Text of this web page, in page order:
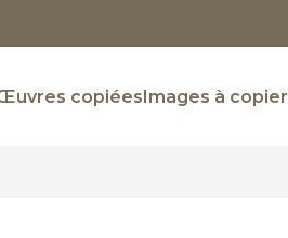
copiéesImages à copier